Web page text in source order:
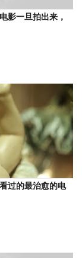
影一旦拍出来，
过的最治愈的电